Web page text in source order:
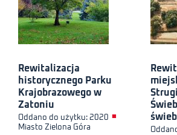
Rewitalizacja
historycznego Parku
Krajobrazowego w
Zatoniu
Oddano do użytku: 2020 ■
Miasto Zielona Góra
Strugi